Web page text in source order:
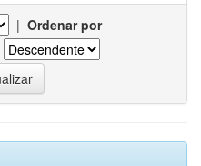
| Ordenar por